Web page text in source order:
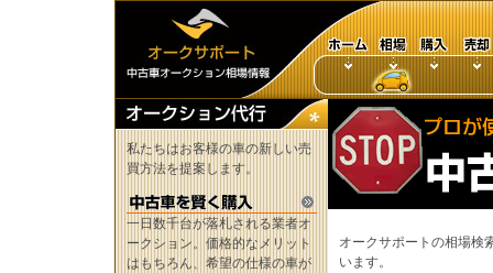
私たちはお客様の車の新しい売
買方法を提案します。
一日数千台が落札される業者オ
ークション。価格的なメリット
はもちろん、希望の仕様の車が
オークサポートの相場検
います。